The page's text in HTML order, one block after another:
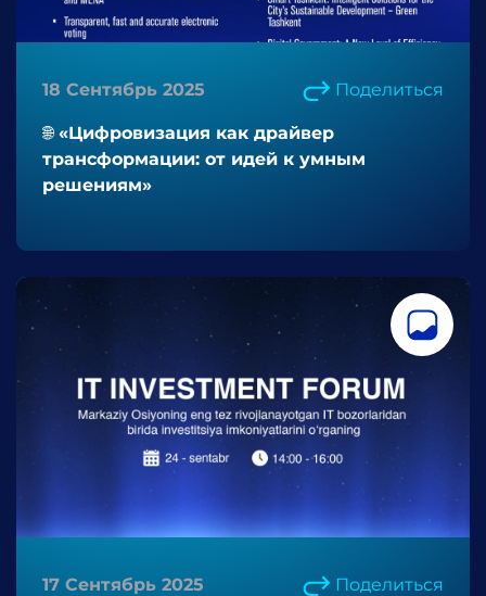
18 Сентябрь 2025 Поделиться
🌐 «Цифровизация как драйвер
трансформации: от идей к умным
решениям»
17 Сентябрь 2025 Поделиться